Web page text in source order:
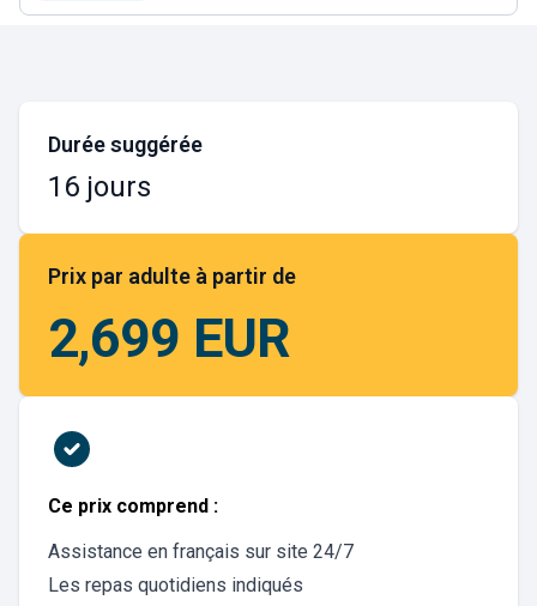
Durée suggérée
16 jours
Prix par adulte à partir de
2,699 EUR
Ce prix comprend :
Assistance en français sur site 24/7
Les repas quotidiens indiqués